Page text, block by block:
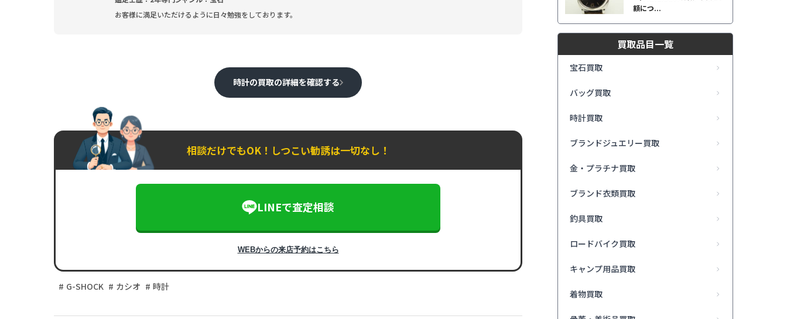
お客様に満足いただけるように日々勉強をしております。
時計の買取の詳細を確認する
相談だけでもOK！しつこい勧誘は一切なし！
LINEで査定相談
WEBからの来店予約はこちら
G-SHOCK カシオ 時計
額につ...
買取品目一覧
宝石買取
バッグ買取
時計買取
ブランドジュエリー買取
金・プラチナ買取
ブランド衣類買取
釣具買取
ロードバイク買取
キャンプ用品買取
着物買取